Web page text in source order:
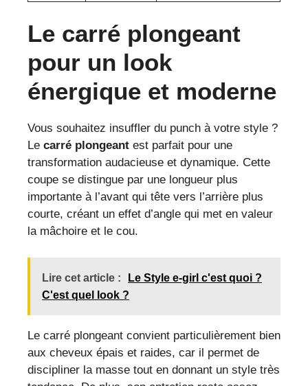
Le carré plongeant
pour un look
énergique et moderne
Vous souhaitez insuffler du punch à votre style ?
Le carré plongeant est parfait pour une
transformation audacieuse et dynamique. Cette
coupe se distingue par une longueur plus
importante à l’avant qui tête vers l’arrière plus
courte, créant un effet d’angle qui met en valeur
la mâchoire et le cou.
Lire cet article :
Le Style e-girl c'est quoi ?
C'est quel look ?
Le carré plongeant convient particulièrement bien
aux cheveux épais et raides, car il permet de
discipliner la masse tout en donnant un style très